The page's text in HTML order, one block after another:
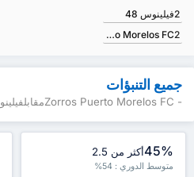
فيلينوس 482
Zorros Puerto Morelos FC
2
جميع التنبؤات
- Zorros Puerto Morelos FCمقابلفيلينوس 48
45%أكثر من 2.5
متوسط الدوري : 54%